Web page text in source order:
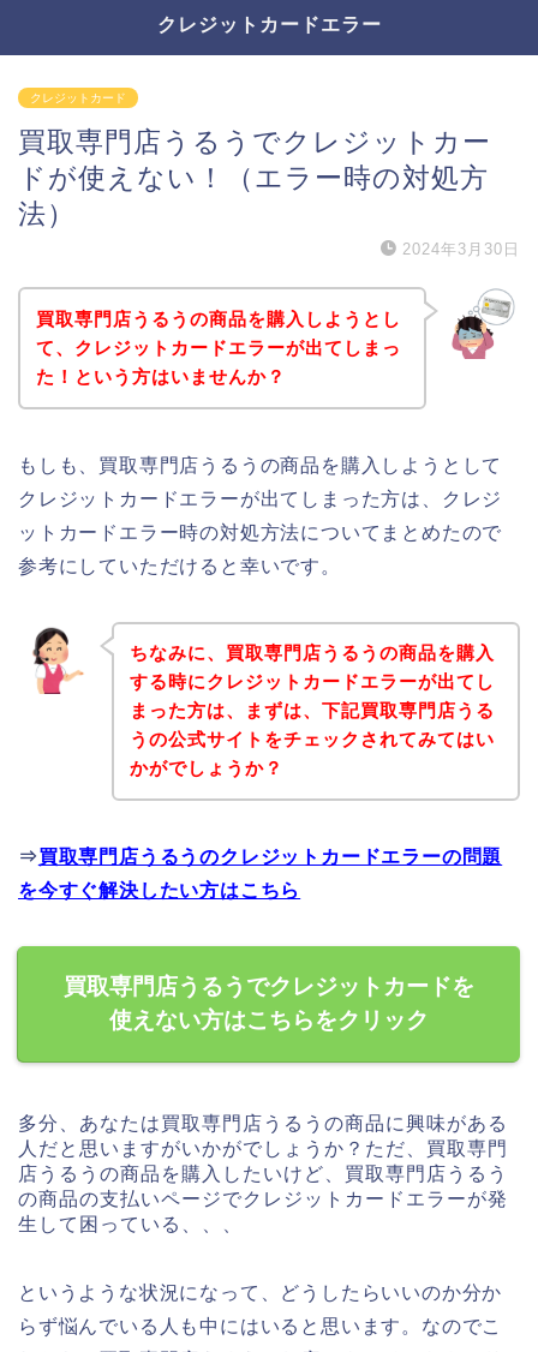
クレジットカードエラー
クレジットカード
買取専門店うるうでクレジットカー
ドが使えない！（エラー時の対処方
法）
2024年3月30日
買取専門店うるうの商品を購入しようとし
て、クレジットカードエラーが出てしまっ
た！という方はいませんか？
もしも、買取専門店うるうの商品を購入しようとして
クレジットカードエラーが出てしまった方は、クレジ
ットカードエラー時の対処方法についてまとめたので
参考にしていただけると幸いです。
ちなみに、買取専門店うるうの商品を購入
する時にクレジットカードエラーが出てし
まった方は、まずは、下記買取専門店うる
うの公式サイトをチェックされてみてはい
かがでしょうか？
⇒買取専門店うるうのクレジットカードエラーの問題
を今すぐ解決したい方はこちら
買取専門店うるうでクレジットカードを
使えない方はこちらをクリック
多分、あなたは買取専門店うるうの商品に興味がある
人だと思いますがいかがでしょうか？ただ、買取専門
店うるうの商品を購入したいけど、買取専門店うるう
の商品の支払いページでクレジットカードエラーが発
生して困っている、、、
というような状況になって、どうしたらいいのか分か
らず悩んでいる人も中にはいると思います。なのでこ